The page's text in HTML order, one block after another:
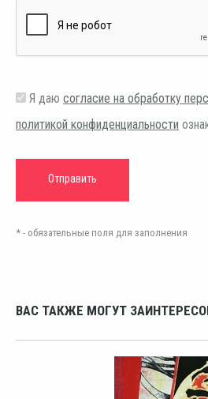
Я даю согласие на обработку
политикой конфиденциальности
* - обязательные поля для заполнения
ВАС ТАКЖЕ МОГУТ